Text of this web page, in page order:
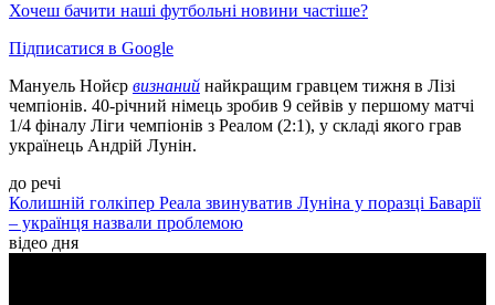
Хочеш бачити наші футбольні новини частіше?
Підписатися в Google
Мануель Нойєр визнаний найкращим гравцем тижня в Лізі
чемпіонів. 40-річний німець зробив 9 сейвів у першому матчі
1/4 фіналу Ліги чемпіонів з Реалом (2:1), у складі якого грав
українець Андрій Лунін.
до речі
Колишній голкіпер Реала звинуватив Луніна у поразці Баварії
– українця назвали проблемою
відео дня